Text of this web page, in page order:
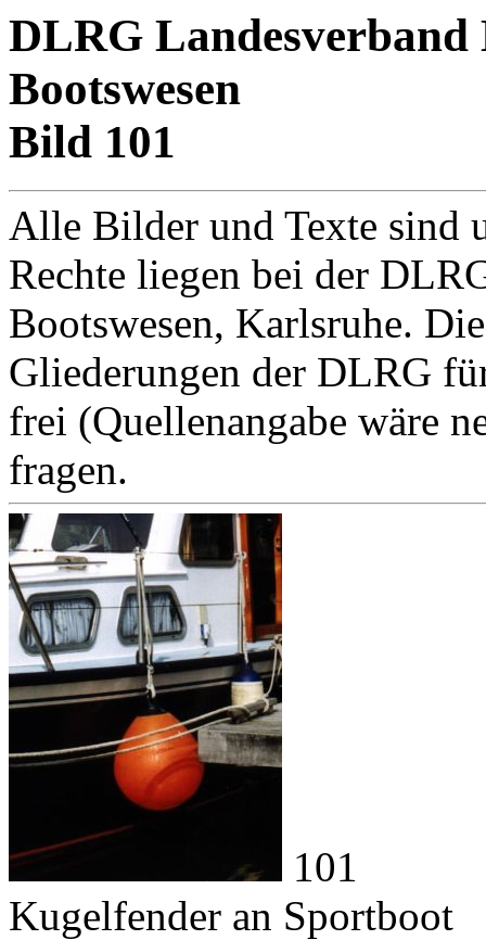
DLRG Landesverband
Bootswesen
Bild 101
Alle Bilder und Texte sind
Rechte liegen bei der
Bootswesen, Karlsruhe.
Gliederungen der DLRG
frei (Quellenangabe wäre
fragen.
101
Kugelfender an Sportboot